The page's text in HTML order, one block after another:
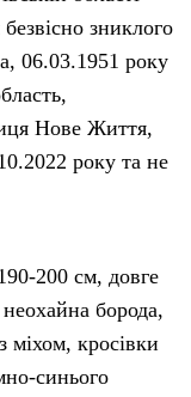
зниклого
06.03.1951 року
Нове Життя,
року та не
200 см, довге
борода,
кросівки
синього